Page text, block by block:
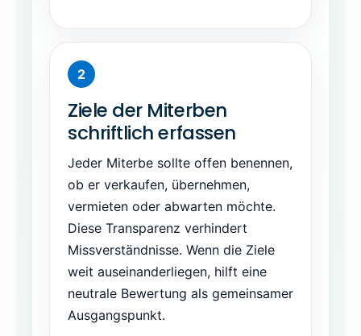
Ziele der Miterben
schriftlich erfassen
Jeder Miterbe sollte offen benennen,
ob er verkaufen, übernehmen,
vermieten oder abwarten möchte.
Diese Transparenz verhindert
Missverständnisse. Wenn die Ziele
weit auseinanderliegen, hilft eine
neutrale Bewertung als gemeinsamer
Ausgangspunkt.